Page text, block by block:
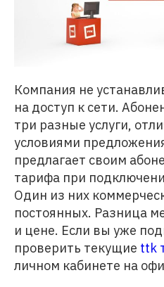
Компания не
на доступ к сети.
три разные услуги,
условиями
предлагает своим
тарифа при
Один из них
постоянных. Разница
и цене. Если вы уже
проверить текущие ttk
личном кабинете на